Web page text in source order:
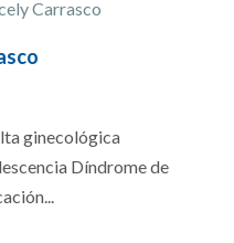
ginecológica
Díndrome de